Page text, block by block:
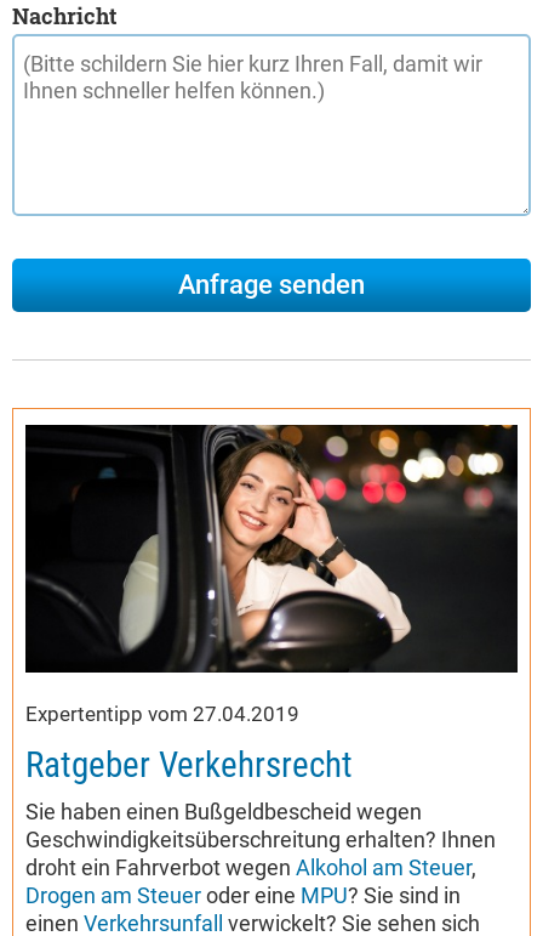
Nachricht
Expertentipp vom 27.04.2019
Ratgeber Verkehrsrecht
Sie haben einen Bußgeldbescheid wegen
Geschwindigkeitsüberschreitung erhalten? Ihnen
droht ein Fahrverbot wegen Alkohol am Steuer,
Drogen am Steueroder eine MPU? Sie sind in
einen Verkehrsunfall
verwickelt? Sie sehen sich